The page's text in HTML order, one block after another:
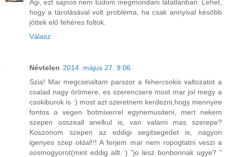
Ági, ezt sajnos nem tudom megmondani látatlanban. Lehet,
hogy a tárolásával volt probléma, ha csak annyival később
jöttek elő fehéres foltok.
Válasz
Névtelen 2014. május 27. 9:06
Szia! Mar megcsinaltam parszor a fehercsokis valtozatot a
csalad nagy örömere, es szerencsere most mar jol megy a
csokiburok is :) most azt szeretnem kerdezni,hogy mennyire
fontos a vegen botmixerrel egynemusiteni, mert nekem
szepen osszeall anelkul is, van valami mas szerepe?
Koszonom szepen az eddigi segitsegedet is, nagyon
igenyes szep oldal!!! A ferjem mar nem ropogtatni veszi a
sosmogyorot(mint eddig allt. ) "jo lesz bonbonnak ugye? "